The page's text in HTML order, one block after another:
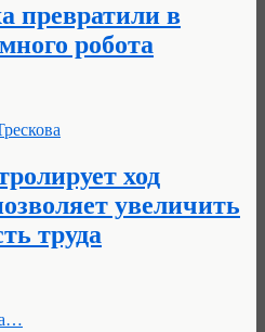
превратили в
робота
ход
увеличить
труда